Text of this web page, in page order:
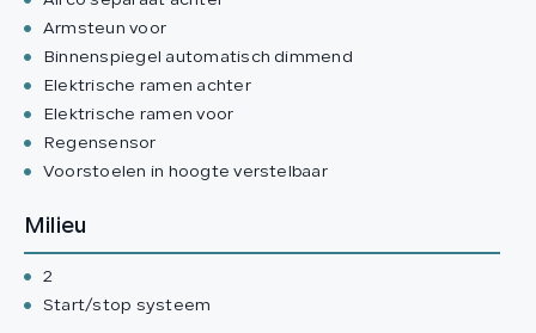
Armsteun voor
Binnenspiegel automatisch dimmend
Elektrische ramen achter
Elektrische ramen voor
Regensensor
Voorstoelen in hoogte verstelbaar
Milieu
2
Start/stop systeem